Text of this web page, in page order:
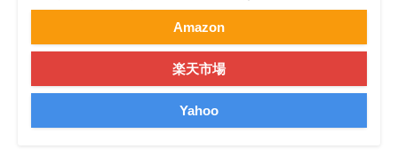
Amazon
楽天市場
Yahoo